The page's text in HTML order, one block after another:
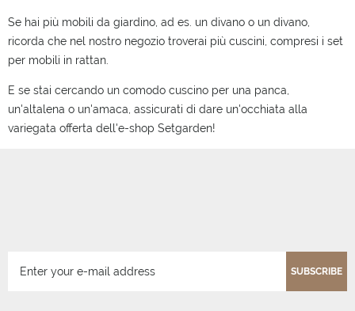
Se hai più mobili da giardino, ad es. un divano o un divano,
ricorda che nel nostro negozio troverai più cuscini, compresi i set
per mobili in rattan.
E se stai cercando un comodo cuscino per una panca,
un'altalena o un'amaca, assicurati di dare un'occhiata alla
variegata offerta dell'e-shop Setgarden!
SUBSCRIBE